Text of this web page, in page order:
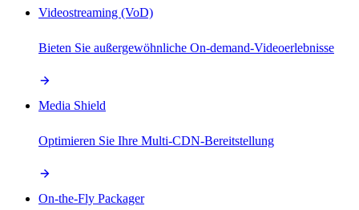
Videostreaming (VoD)
Bieten Sie außergewöhnliche On-demand-Videoerlebnisse
Media Shield
Optimieren Sie Ihre Multi-CDN-Bereitstellung
On-the-Fly Packager